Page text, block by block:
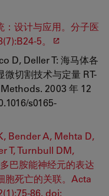
：设计与应用。分子医
5。
D, Deller T: 海马体各
微切割技术与定量 RT-
2003 年 12
s0165-
Bender A, Mehta D,
T, Turnbull DM,
巴胺能神经元的表达
胞死亡的关联。Acta
86. doi: